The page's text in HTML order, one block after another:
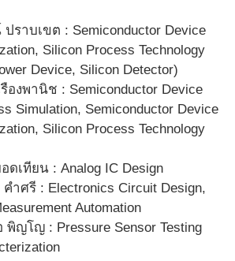
ราบเขต : Semiconductor Device
Silicon Process Technology
Device, Silicon Detector)
องพานิช : Semiconductor Device
Simulation, Semiconductor Device
Silicon Process Technology
ดเทียน : Analog IC Design
ำศรี : Electronics Circuit Design,
Automation
พิญโญ : Pressure Sensor Testing